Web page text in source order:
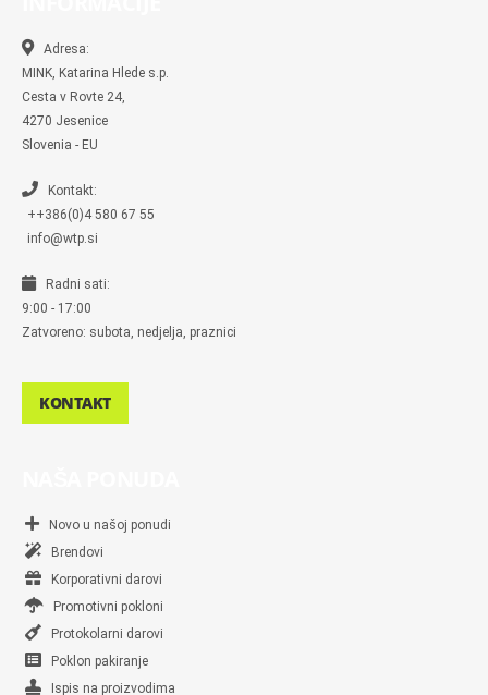
k
-
m
e
s
s
e
n
r
Adresa:
MINK, Katarina Hlede s.p.
Cesta v Rovte 24,
4270 Jesenice
Slovenia - EU
Kontakt:
++386(0)4 580 67 55
info@wtp.si
Radni sati:
9:00 - 17:00
Zatvoreno: subota, nedjelja, praznici
KONTAKT
Novo u našoj ponudi
Brendovi
Korporativni darovi
Promotivni pokloni
Protokolarni darovi
Poklon pakiranje
Ispis na proizvodima